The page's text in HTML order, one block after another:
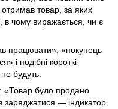
товар, за яких
в чому виражається, чи є
працювати», «покупець
і подібні короткі
будуть.
«Товар було продано
заряджатися — індикатор